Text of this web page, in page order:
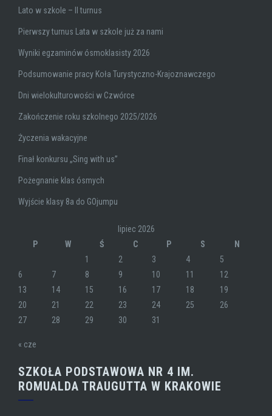
Lato w szkole – II turnus
Pierwszy turnus Lata w szkole już za nami
Wyniki egzaminów ósmoklasisty 2026
Podsumowanie pracy Koła Turystyczno-Krajoznawczego
Dni wielokulturowości w Czwórce
Zakończenie roku szkolnego 2025/2026
Życzenia wakacyjne
Finał konkursu „Sing with us”
Pożegnanie klas ósmych
Wyjście klasy 8a do GOjumpu
lipiec 2026
P
W Ś C P S
N
1
2 3 4
5
6
7 8 9 10 11
12
13
14 15 16 17 18
19
20
21 22 23 24 25
26
27
28 29 30 31
« cze
SZKOŁA PODSTAWOWA NR 4 IM.
ROMUALDA TRAUGUTTA W KRAKOWIE